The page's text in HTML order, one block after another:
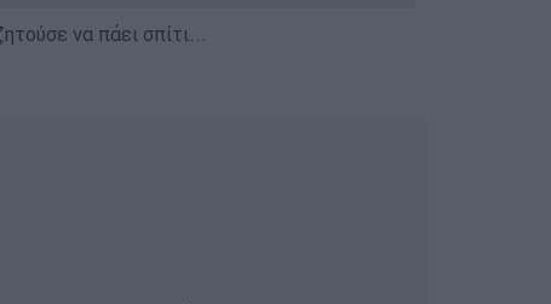
να πάει σπίτι...